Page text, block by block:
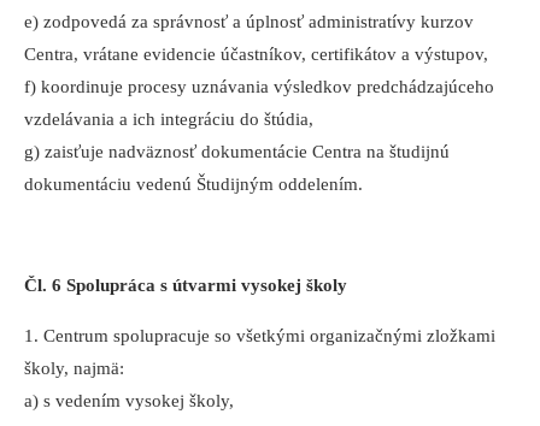
e) zodpovedá za správnosť a úplnosť administratívy kurzov
Centra, vrátane evidencie účastníkov, certifikátov a výstupov,
f) koordinuje procesy uznávania výsledkov predchádzajúceho
vzdelávania a ich integráciu do štúdia,
g) zaisťuje nadväznosť dokumentácie Centra na študijnú
dokumentáciu vedenú Študijným oddelením.
Čl. 6 Spolupráca s útvarmi vysokej školy
1. Centrum spolupracuje so všetkými organizačnými zložkami
školy, najmä:
a) s vedením vysokej školy,